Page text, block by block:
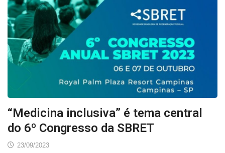
“Medicina inclusiva” é tema central
do 6º Congresso da SBRET
23/09/2023